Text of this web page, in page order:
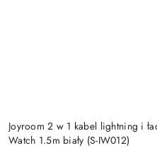
Joyroom 2 w 1 kabel lightning i
Watch 1.5m biały (S-IW012)